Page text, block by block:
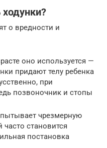
ходунки?
о вредности и
оно используется —
придают телу ребенка
при
позвоночник и стопы
чрезмерную
часто становится
постановка